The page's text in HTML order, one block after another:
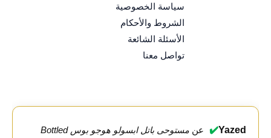
سياسة الخصوصية
الشروط والأحكام
الأسئلة الشائعة
تواصل معنا
Yazed
✔️ عن
مستوحى باتل ابسولو هوجو بوس Bottled